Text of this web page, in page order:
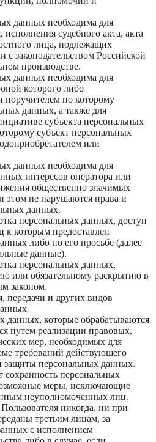
данных необходима для
судебного акта, акта
лица, подлежащих
с законодательством Российской
производстве.
данных необходима для
которого либо
поручителем по которому
данных, а также для
субъекта персональных
субъект персональных
или
данных необходима для
интересов оператора или
общественно значимых
этом не нарушаются права и
данных.
персональных данных, доступ
к которым предоставлен
либо по его просьбе (далее
данные).
персональных данных,
или обязательному раскрытию в
законом.
передачи и других видов
данных, которые обрабатываются
путем реализации правовых,
мер, необходимых для
требований действующего
защиты персональных данных.
сохранность персональных
меры, исключающие
неуполномоченных лиц.
никогда, ни при
третьим лицам, за
с исполнением